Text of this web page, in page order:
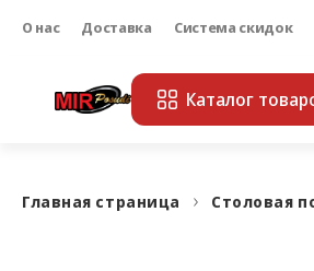
О нас Доставка Система скидок
Каталог
Главная страница Столовая